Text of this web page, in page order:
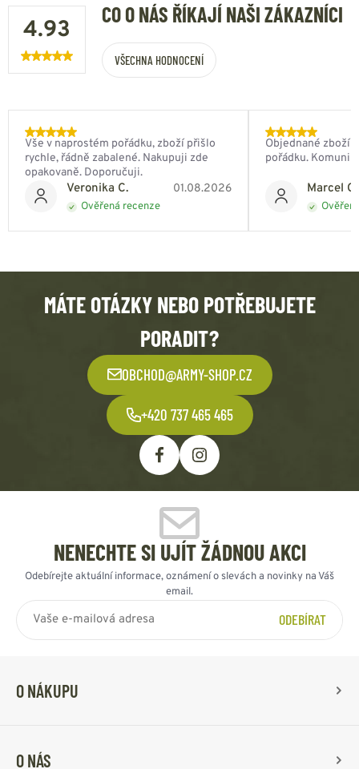
4.93
CO O NÁS ŘÍKAJÍ NAŠI ZÁKAZNÍCI
VŠECHNA HODNOCENÍ
Veronika C. 01.08.2026
Ověřená recenze
Vše v naprostém pořádku, zboží přišlo
rychle, řádně zabalené. Nakupuji zde
opakovaně. Doporučuji.
Marcel
Objednané zboží
pořádku.
MÁTE OTÁZKY NEBO POTŘEBUJETE
PORADIT?
OBCHOD@ARMY-SHOP.CZ
+420 737 465 465
NENECHTE SI UJÍT ŽÁDNOU AKCI
Odebírejte aktuální informace, oznámení o slevách a novinky na Váš
email.
ODEBÍRAT
O NÁKUPU
O NÁS